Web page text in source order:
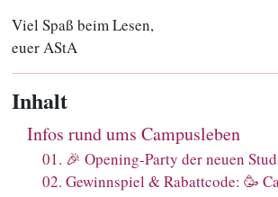
Viel Spaß beim Lesen,
euer AStA
Inhalt
Infos rund ums Campusleben
01. 🎉 Opening-Party der neuen
02. Gewinnspiel & Rabattcode: 🥳